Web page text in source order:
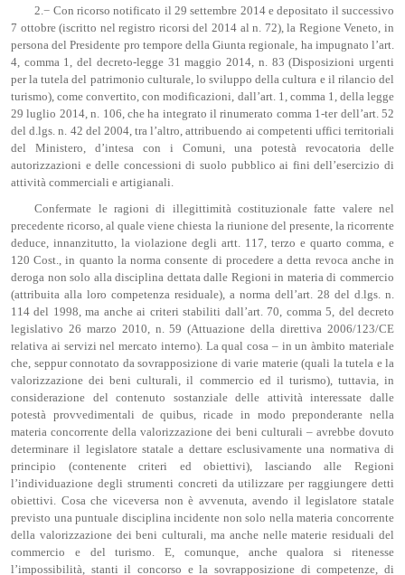
2.− Con ricorso notificato il 29 settembre 2014 e depositato il successivo
7 ottobre (iscritto nel registro ricorsi del 2014 al n. 72), la Regione Veneto, in
persona del Presidente pro tempore della Giunta regionale, ha impugnato l’art.
4, comma 1, del decreto-legge 31 maggio 2014, n. 83 (Disposizioni urgenti
per la tutela del patrimonio culturale, lo sviluppo della cultura e il rilancio del
turismo), come convertito, con modificazioni, dall’art. 1, comma 1, della legge
29 luglio 2014, n. 106, che ha integrato il rinumerato comma 1-ter dell’art. 52
del d.lgs. n. 42 del 2004, tra l’altro, attribuendo ai competenti uffici territoriali
del Ministero, d’intesa con i Comuni, una potestà revocatoria delle
autorizzazioni e delle concessioni di suolo pubblico ai fini dell’esercizio di
attività commerciali e artigianali.
Confermate le ragioni di illegittimità costituzionale fatte valere nel
precedente ricorso, al quale viene chiesta la riunione del presente, la ricorrente
deduce, innanzitutto, la violazione degli artt. 117, terzo e quarto comma, e
120 Cost., in quanto la norma consente di procedere a detta revoca anche in
deroga non solo alla disciplina dettata dalle Regioni in materia di commercio
(attribuita alla loro competenza residuale), a norma dell’art. 28 del d.lgs. n.
114 del 1998, ma anche ai criteri stabiliti dall’art. 70, comma 5, del decreto
legislativo 26 marzo 2010, n. 59 (Attuazione della direttiva 2006/123/CE
relativa ai servizi nel mercato interno). La qual cosa – in un àmbito materiale
che, seppur connotato da sovrapposizione di varie materie (quali la tutela e la
valorizzazione dei beni culturali, il commercio ed il turismo), tuttavia, in
considerazione del contenuto sostanziale delle attività interessate dalle
potestà provvedimentali de quibus, ricade in modo preponderante nella
materia concorrente della valorizzazione dei beni culturali – avrebbe dovuto
determinare il legislatore statale a dettare esclusivamente una normativa di
principio (contenente criteri ed obiettivi), lasciando alle Regioni
l’individuazione degli strumenti concreti da utilizzare per raggiungere detti
obiettivi. Cosa che viceversa non è avvenuta, avendo il legislatore statale
previsto una puntuale disciplina incidente non solo nella materia concorrente
della valorizzazione dei beni culturali, ma anche nelle materie residuali del
commercio e del turismo. E, comunque, anche qualora si ritenesse
l’impossibilità, stanti il concorso e la sovrapposizione di competenze, di